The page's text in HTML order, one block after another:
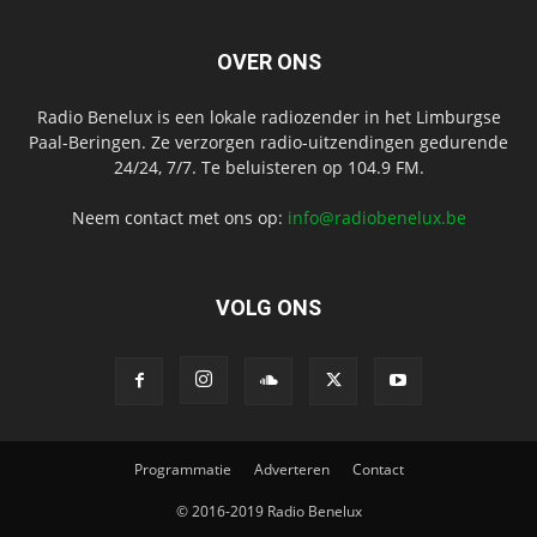
OVER ONS
Radio Benelux is een lokale radiozender in het Limburgse
Paal-Beringen. Ze verzorgen radio-uitzendingen gedurende
24/24, 7/7. Te beluisteren op 104.9 FM.
Neem contact met ons op: info@radiobenelux.be
VOLG ONS
Programmatie Adverteren Contact
© 2016-2019 Radio Benelux